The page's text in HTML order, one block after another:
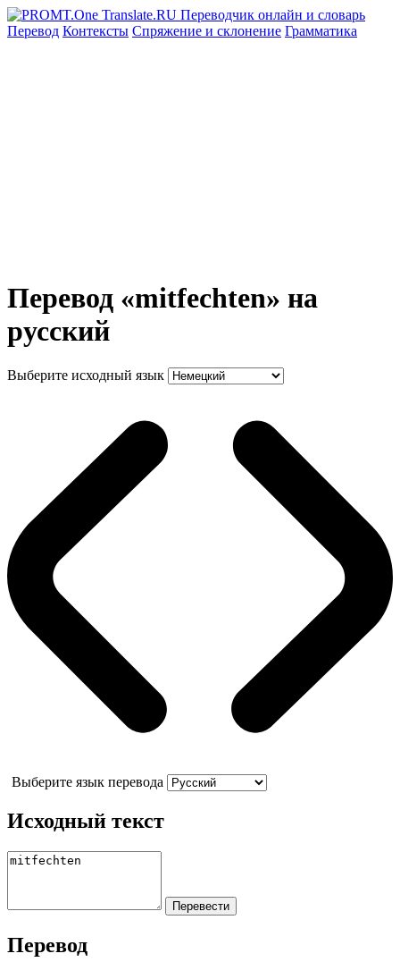
Перевод Контексты Спряжение и склонение Грамматика
Перевод «mitfechten» на
русский
Выберите исходный язык
Выберите язык перевода
Исходный текст
Перевод